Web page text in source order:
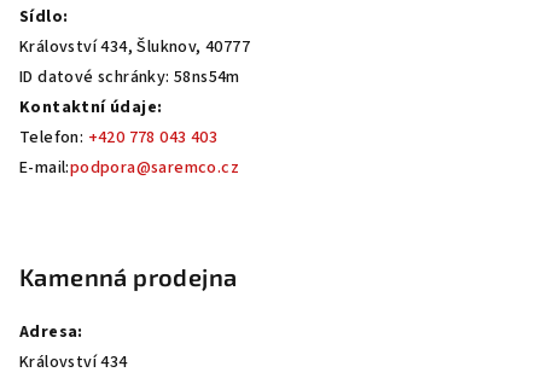
Sídlo:
Království 434, Šluknov, 40777
ID datové schránky: 58ns54m
Kontaktní údaje:
Telefon: +420 778 043 403
E-mail:podpora@saremco.cz
Kamenná prodejna
Adresa:
Království 434